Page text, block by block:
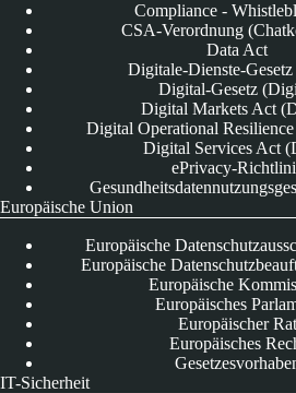
Compliance -
CSA-Verordnung
Data Act
Digitale-Dienste-
Digital-Gesetz
Digital Markets Act
Digital Operational
Digital Services Act
ePrivacy-
Europäische Union
Europäische
Europäische
Europäische
Europäisches
Europäischer Rat
Europäisches
IT-Sicherheit